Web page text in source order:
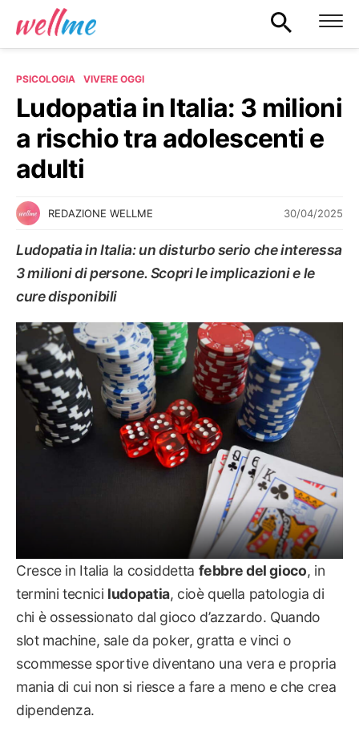
PSICOLOGIA VIVERE OGGI
Ludopatia in Italia: 3 milioni
a rischio tra adolescenti e
adulti
REDAZIONE WELLME 30/04/2025
Ludopatia in Italia: un disturbo serio che interessa
3 milioni di persone. Scopri le implicazioni e le
cure disponibili
VIVERE OGGI
Cresce in Italia la cosiddetta febbre del gioco, in
termini tecnici ludopatia, cioè quella patologia di
chi è ossessionato dal gioco d’azzardo. Quando
slot machine, sale da poker, gratta e vinci o
scommesse sportive diventano una vera e propria
mania di cui non si riesce a fare a meno e che crea
dipendenza.